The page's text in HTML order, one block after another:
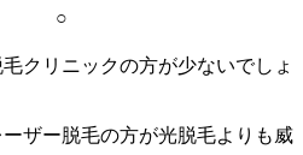
○
クリニックの方が少ないでしょ
ーザー脱毛の方が光脱毛よりも威